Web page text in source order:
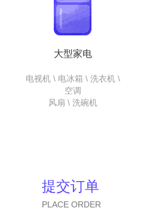
大型家电
电视机 \ 电冰箱 \ 洗衣机 \
空调
风扇 \ 洗碗机
提交订单
PLACE ORDER